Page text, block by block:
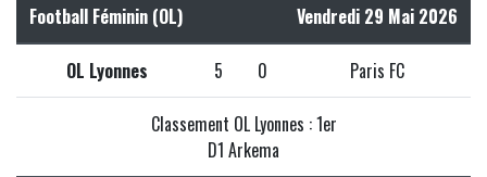
Football Féminin (OL) Vendredi 29 Mai 2026
OL Lyonnes 5 0 Paris FC
Classement OL Lyonnes : 1er
D1 Arkema